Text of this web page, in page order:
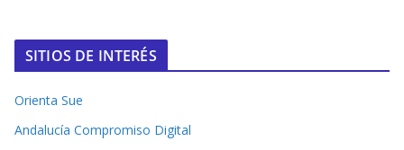
SITIOS DE INTERÉS
Orienta Sue
Andalucía Compromiso Digital